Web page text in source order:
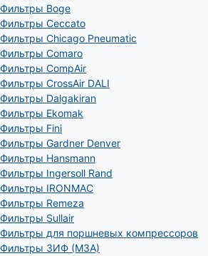
Фильтры Boge
Фильтры Ceccato
Фильтры Chicago Pneumatic
Фильтры Comaro
Фильтры CompAir
Фильтры CrossAir DALI
Фильтры Dalgakiran
Фильтры Ekomak
Фильтры Fini
Фильтры Gardner Denver
Фильтры Hansmann
Фильтры Ingersoll Rand
Фильтры IRONMAC
Фильтры Remeza
Фильтры Sullair
Фильтры для поршневых компрессоров
Фильтры ЗИФ (МЗА)